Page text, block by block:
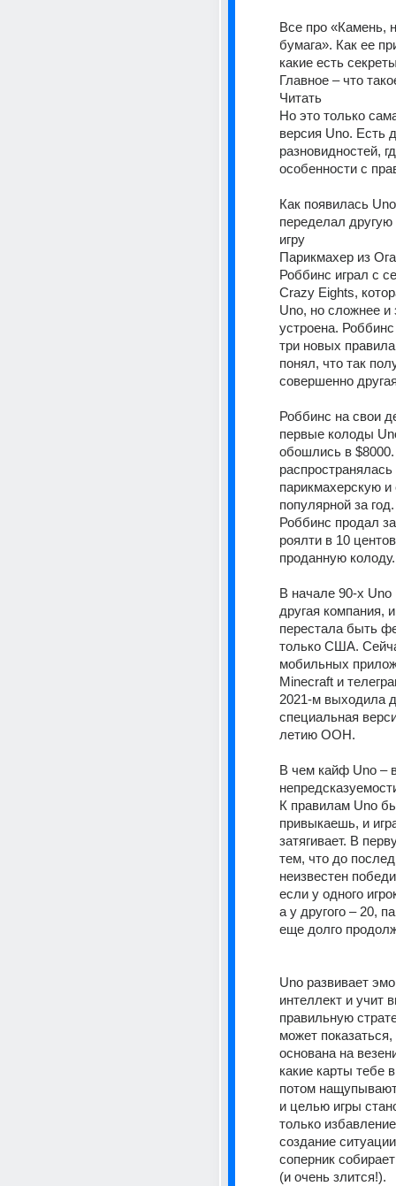
Все про «Камень,
бумага». Как ее
какие есть
Главное – что
Читать
Но это только
версия Uno. Есть
разновидностей,
особенности с
Как появилась
переделал другую
игру
Парикмахер из
Роббинс играл с
Crazy Eights,
Uno, но сложнее и
устроена.
три новых
понял, что так
совершенно
Роббинс на свои
первые колоды
обошлись в $8000.
распространялась
парикмахерскую и
популярной за
Роббинс продал
роялти в 10
проданную
В начале 90-х
другая компания,
перестала быть
только США.
мобильных
Minecraft и
2021-м выходила
специальная
летию ООН.
В чем кайф Uno –
К правилам Uno
привыкаешь, и
затягивает. В
тем, что до
неизвестен
если у одного
а у другого – 20,
еще долго
Uno развивает
интеллект и учит
правильную
может показаться,
основана на
какие карты тебе
потом
и целью игры
только
создание
соперник
(и очень злится!).